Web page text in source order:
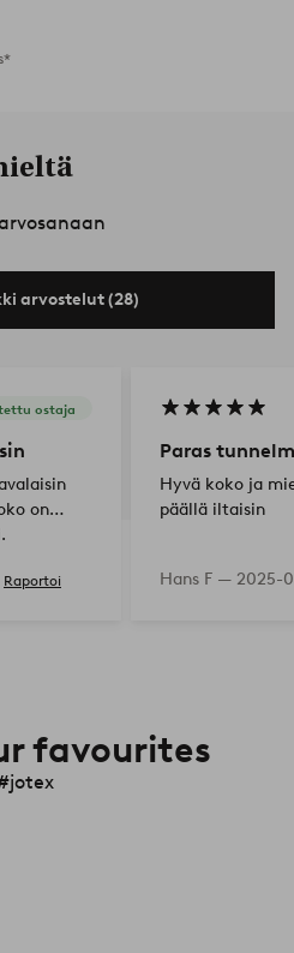
arvostelut (28)
ostaja
on
Raportoi
Paras
Hyvä koko ja
päällä iltaisin
Hans F — 2025-
favourites